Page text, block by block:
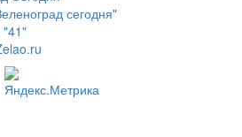
сегодня"
"41"